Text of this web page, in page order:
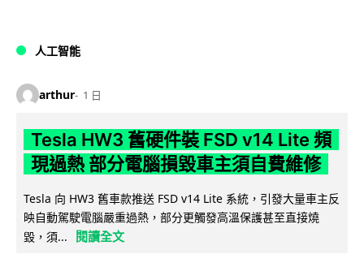
人工智能
arthur 1 日
Tesla HW3 舊硬件裝 FSD v14 Lite 頻
現過熱 部分電腦損毀車主須自費維修
Tesla 向 HW3 舊車款推送 FSD v14 Lite 系統，引發大量車主反
映自動駕駛電腦嚴重過熱，部分更觸發高溫保護甚至直接燒
毀，須...
閱讀全文